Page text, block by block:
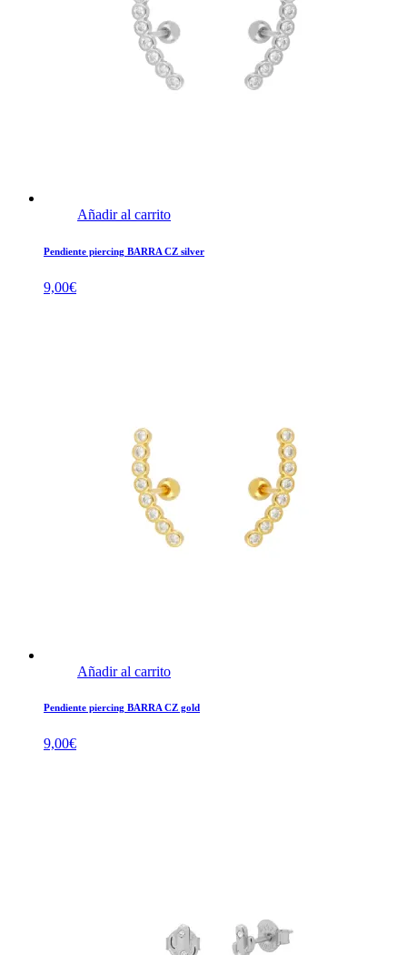
Añadir al carrito
Pendiente piercing BARRA CZ silver
9,00€
Añadir al carrito
Pendiente piercing BARRA CZ gold
9,00€